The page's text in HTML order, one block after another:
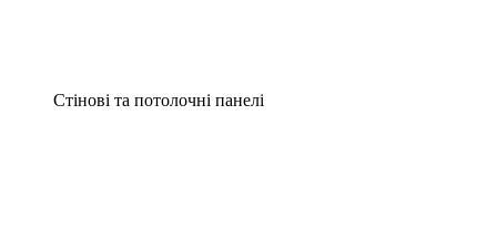
Стінові та потолочні панелі